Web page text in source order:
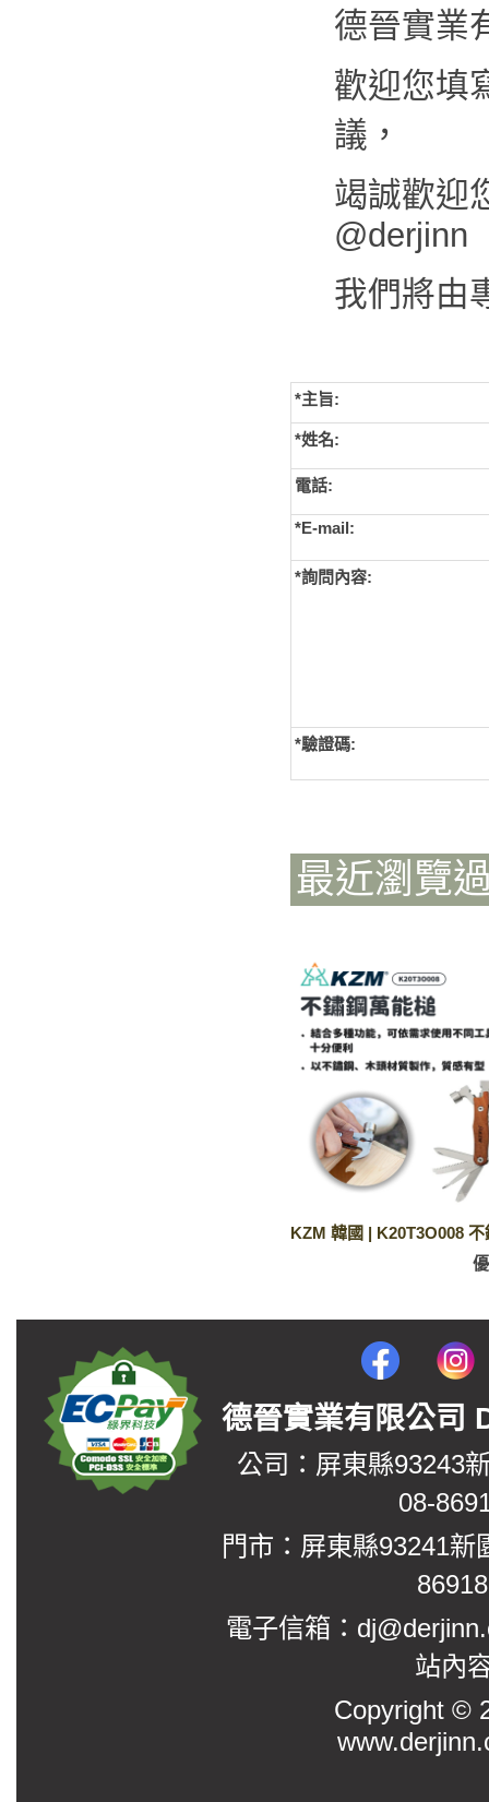
德晉實業
歡迎您填
議，
竭誠歡迎
@derjinn
我們將由
*主旨:
*姓名:
電話:
*E-mail:
*詢問內容:
*驗證碼:
最近瀏覽
KZM 韓國 | K20T3O008
德晉實業有限公
公司：屏東縣93243
08-
門市：屏東縣93241
電子信箱：
站內
Copyright ©